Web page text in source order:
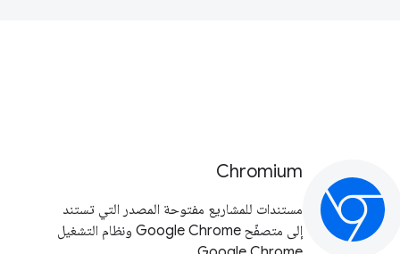
Chromium
مستندات للمشاريع مفتوحة المصدر التي تستند
إلى متصفّح Google Chrome ونظام التشغيل